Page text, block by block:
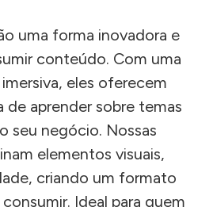
uma forma inovadora e
conteúdo. Com uma
eles oferecem
de aprender sobre temas
seu negócio. Nossas
elementos visuais,
criando um formato
Ideal para quem